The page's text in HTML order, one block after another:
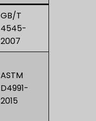
GB/T
4545-
2007
ASTM
D4991-
2015